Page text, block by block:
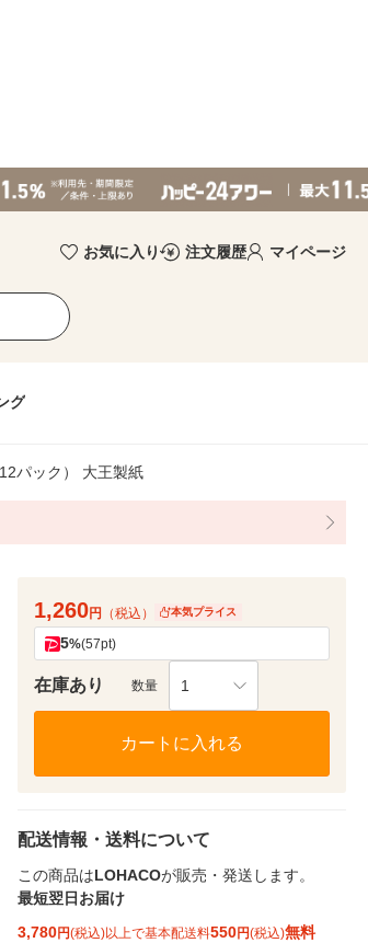
お気に入り 注文履歴 マイページ
グ
パック） 大王製紙
1,260円 （税込） 本気プライス
5%(57pt)
在庫あり 数量 1
カートに入れる
配送情報・送料について
この商品はLOHACOが販売・発送します。
最短翌日お届け
3,780円(税込)以上で基本配送料550円(税込)無料